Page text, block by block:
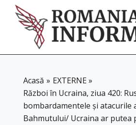
content
Acasă
EXTERNE
Război în Ucraina, ziua 420:
bombardamentele și atacurile
Bahmutului/ Ucraina ar putea